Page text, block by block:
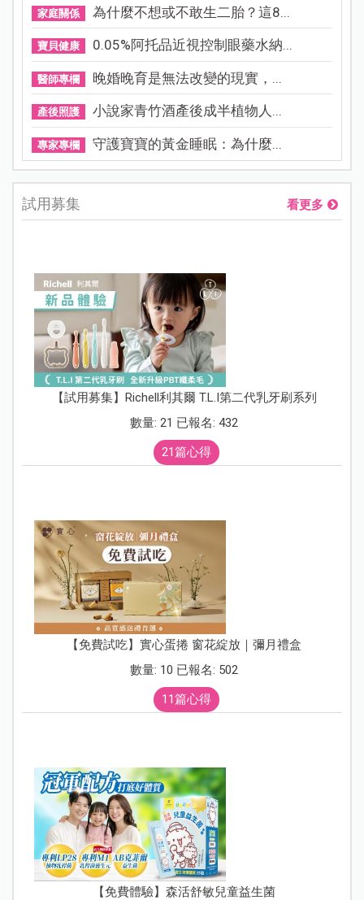
家庭關係 為什麼不想或不敢生二胎？這8...
寶貝健康 0.05%阿托品近視控制眼藥水納...
醫師專欄 晚婚晚育是無法改變的現實，...
產後照護 小說家青竹酒產後成半植物人...
專家專欄 守護寶寶的黃金睡眠：為什麼...
試用募集 看更多
【試用募集】Richell利其爾 T.L.I第二代乳牙刷系列
數量: 21 已報名: 432
21篇心得
【免費試吃】實心蛋捲 窗花綻放｜彌月禮盒
數量: 10 已報名: 502
11篇心得
【免費體驗】森活舒敏兒童益生菌